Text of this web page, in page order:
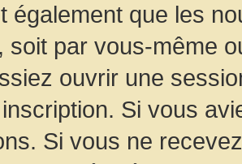
également que les
soit par vous-même
ouvrir une
Si vous
Si vous ne